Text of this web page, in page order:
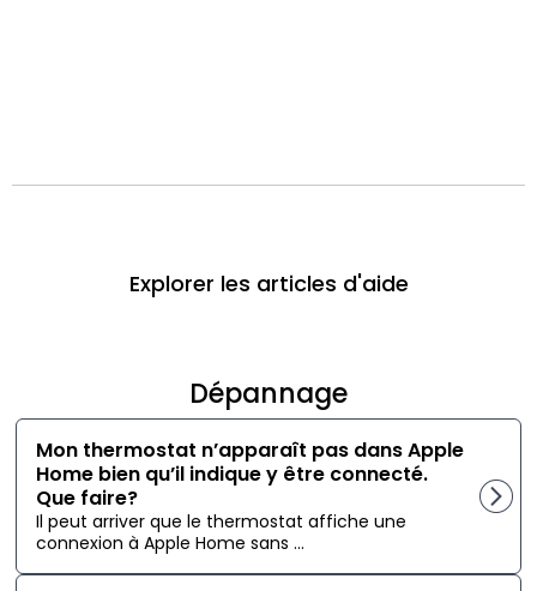
Explorer les articles d'aide
Dépannage
Mon thermostat n’apparaît pas dans Apple
Home bien qu’il indique y être connecté.
Que faire?
Il peut arriver que le thermostat affiche une
connexion à Apple Home sans ...